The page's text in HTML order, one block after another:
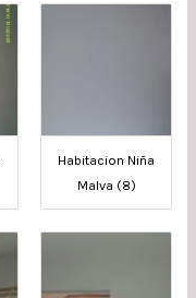
Habitacion Niña
Malva (8)